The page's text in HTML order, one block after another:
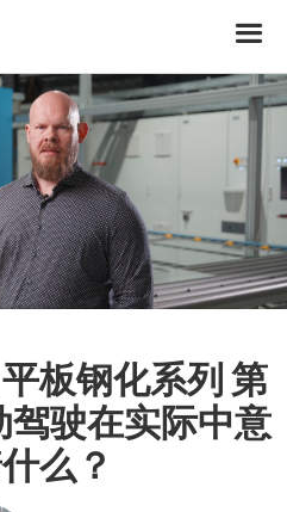
板钢化系列 第
驶在实际中意
么？